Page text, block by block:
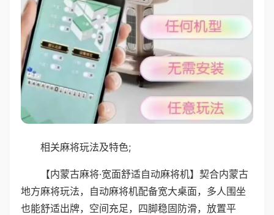
相关麻将玩法及特色;
【内蒙古麻将·宽面舒适自动麻将机】契合内蒙古
地方麻将玩法，自动麻将机配备宽大桌面，多人围坐
也能舒适出牌，空间充足，四脚稳固防滑，放置平